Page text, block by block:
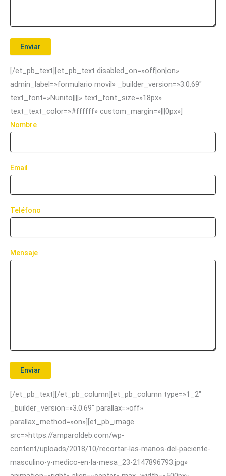
[/et_pb_text][et_pb_text disabled_on=»off|on|on»
admin_label=»formulario movil» _builder_version=»3.0.69″
text_font=»Nunito||||» text_font_size=»18px»
text_text_color=»#ffffff» custom_margin=»|||0px»]
Nombre
Email
Teléfono
Mensaje
[/et_pb_text][/et_pb_column][et_pb_column type=»1_2″
_builder_version=»3.0.69″ parallax=»off»
parallax_method=»on»][et_pb_image
src=»https://amparoldeb.com/wp-
content/uploads/2018/10/recortar-las-manos-del-paciente-
masculino-y-medico-en-la-mesa_23-2147896793.jpg»